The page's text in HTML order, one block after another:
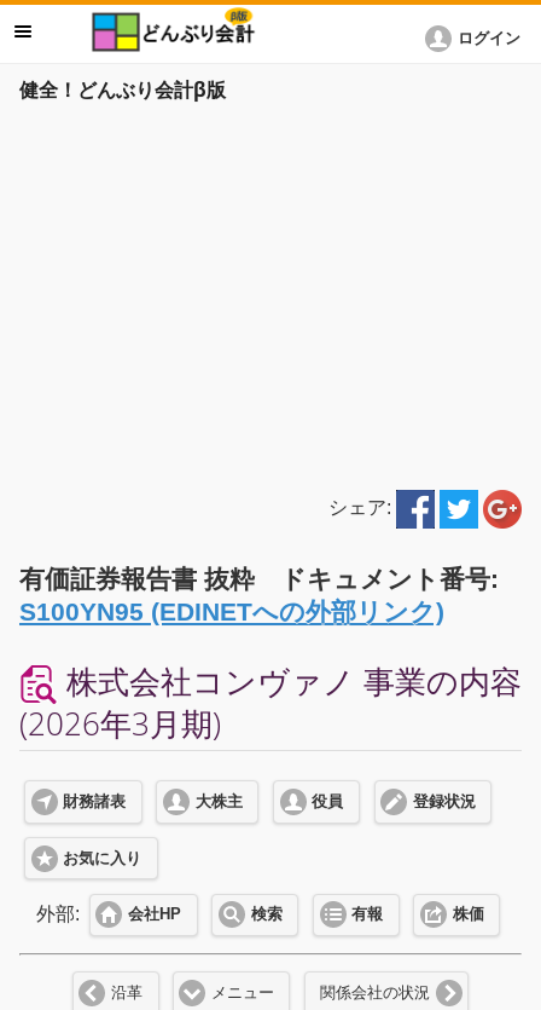
健全！どんぶり会計β版
ログイン
シェア:
有価証券報告書 抜粋 ドキュメント番号:
S100YN95 (EDINETへの外部リンク)
株式会社コンヴァノ 事業の内容
(2026年3月期)
財務諸表 大株主 役員 登録状況
お気に入り
外部: 会社HP 検索 有報 株価
沿革 メニュー 関係会社の状況